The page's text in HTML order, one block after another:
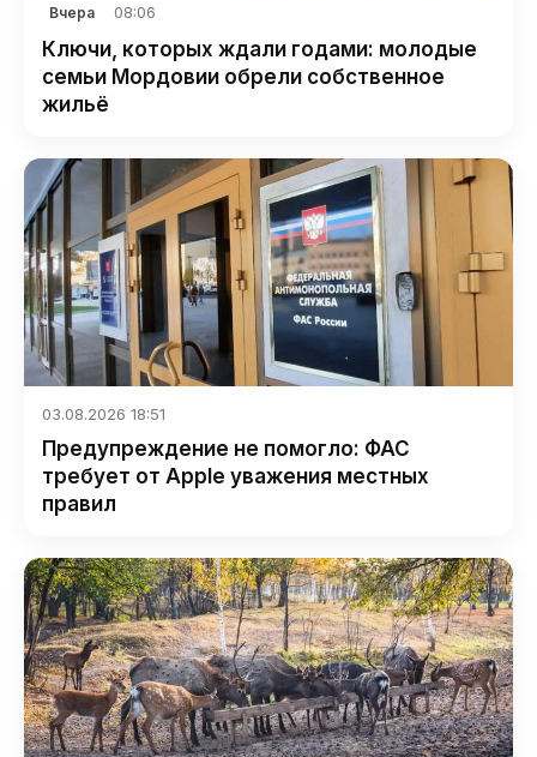
Вчера 08:06
Ключи, которых ждали годами: молодые
семьи Мордовии обрели собственное
жильё
03.08.2026 18:51
Предупреждение не помогло: ФАС
требует от Apple уважения местных
правил